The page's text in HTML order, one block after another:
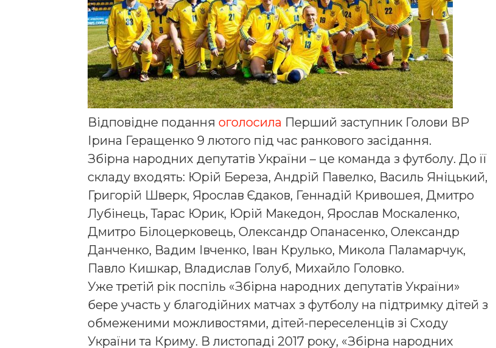
Відповідне подання оголосила Перший заступник Голови ВР
Ірина Геращенко 9 лютого під час ранкового засідання.
Збірна народних депутатів України – це команда з футболу. До її
складу входять: Юрій Береза, Андрій Павелко, Василь Яніцький,
Григорій Шверк, Ярослав Єдаков, Геннадій Кривошея, Дмитро
Лубінець, Тарас Юрик, Юрій Македон, Ярослав Москаленко,
Дмитро Білоцерковець, Олександр Опанасенко, Олександр
Данченко, Вадим Івченко, Іван Крулько, Микола Паламарчук,
Павло Кишкар, Владислав Голуб, Михайло Головко.
Уже третій рік поспіль «Збірна народних депутатів України»
бере участь у благодійних матчах з футболу на підтримку дітей з
обмеженими можливостями, дітей-переселенців зі Сходу
України та Криму. В листопаді 2017 року, «Збірна народних